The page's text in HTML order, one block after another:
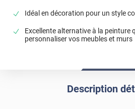
Idéal en décoration pour un style
Excellente alternative à la peinture
personnaliser vos meubles et murs
Description